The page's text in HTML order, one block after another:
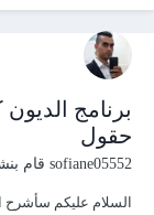
حقول
sofiane05552 قام
السلام عليكم